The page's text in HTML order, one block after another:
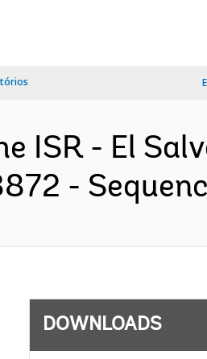
ISR - El
-
DOWNLOADS